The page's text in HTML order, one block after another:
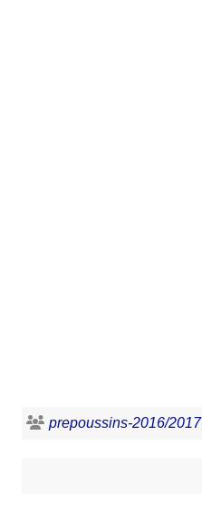
prepoussins-2016/2017